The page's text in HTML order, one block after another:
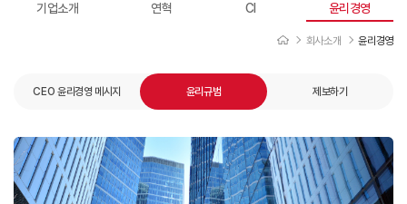
기업소개 연혁 CI 윤리경영
회사소개 윤리경영
CEO 윤리경영 메시지 윤리규범 제보하기